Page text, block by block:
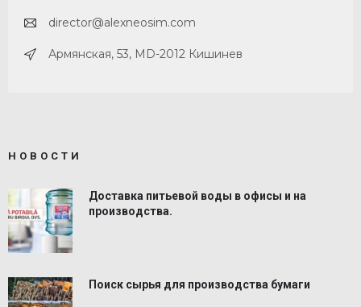
director@alexneosim.com
Армянская, 53, MD-2012 Кишинев
НОВОСТИ
Доставка питьевой воды в офисы и на
производства.
Поиск сырья для производства бумаги